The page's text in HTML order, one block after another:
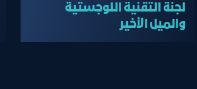
لجنة التقنية اللوجستية
والميل الأخير